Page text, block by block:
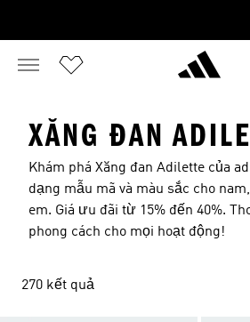
XĂNG ĐAN
Khám phá Xăng đan Adilette của
dạng mẫu mã và màu sắc cho
em. Giá ưu đãi từ 15% đến 40%.
phong cách cho mọi hoạt động!
270 kết quả